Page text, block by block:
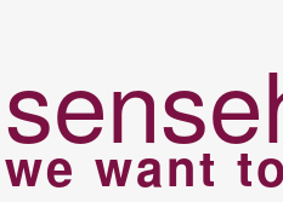
we want